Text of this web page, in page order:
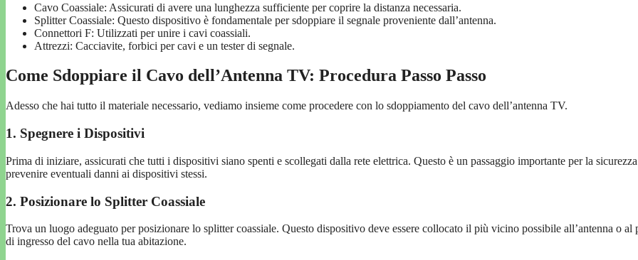
Cavo Coassiale: Assicurati di avere una lunghezza sufficiente per coprire la distanza necessaria.
Splitter Coassiale: Questo dispositivo è fondamentale per sdoppiare il segnale proveniente dall’antenna.
Connettori F: Utilizzati per unire i cavi coassiali.
Attrezzi: Cacciavite, forbici per cavi e un tester di segnale.
Come Sdoppiare il Cavo dell’Antenna TV: Procedura Passo Passo
Adesso che hai tutto il materiale necessario, vediamo insieme come procedere con lo sdoppiamento del cavo dell’antenna TV.
1. Spegnere i Dispositivi
Prima di iniziare, assicurati che tutti i dispositivi siano spenti e scollegati dalla rete elettrica. Questo è un passaggio importante per la
prevenire eventuali danni ai dispositivi stessi.
2. Posizionare lo Splitter Coassiale
Trova un luogo adeguato per posizionare lo splitter coassiale. Questo dispositivo deve essere collocato il più vicino possibile all’antenna o al
di ingresso del cavo nella tua abitazione.